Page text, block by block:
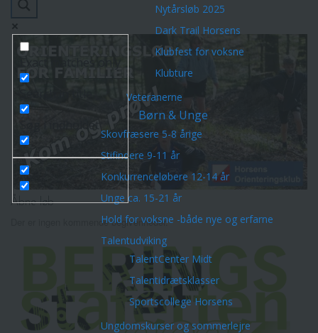
Nytårsløb 2025
Dark Trail Horsens
Klubfest for voksne
Klubture
Veteranerne
Børn & Unge
Skovfræsere 5-8 årige
Stifindere 9-11 år
Konkurrenceløbere 12-14 år
Unge ca. 15-21 år
Hold for voksne -både nye og erfarne
Talentudviking
TalentCenter Midt
Talentidrætsklasser
Sportscollege Horsens
Ungdomskurser og sommerlejre
Åbne løb
Der er ingen kommende begivenheder.